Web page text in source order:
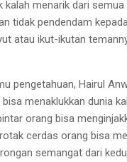
kalah menarik dari
tidak pendendam
atau ikut-ikutan
pengetahuan, Hairul
menaklukkan dunia
orang bisa
cerdas orang bisa
semangat dari